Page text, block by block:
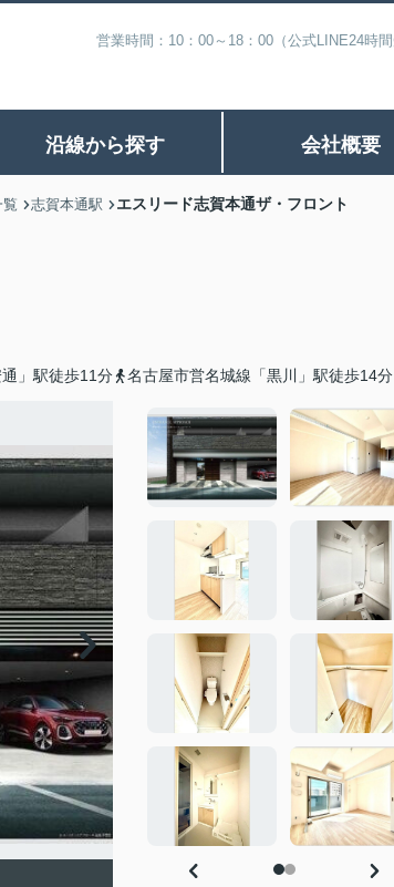
営業時間：10：00～18：00（公式LINE24
沿線から探す 会社概要
志賀本通駅 エスリード志賀本通ザ・フロント
」駅徒歩11分 名古屋市営名城線「黒川」駅徒歩14分